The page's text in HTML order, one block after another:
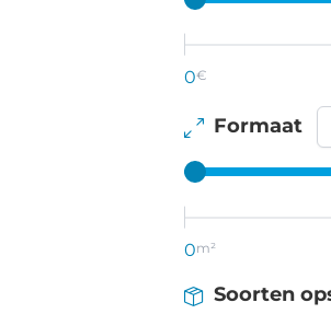
0€
Formaat
0m²
Soorten